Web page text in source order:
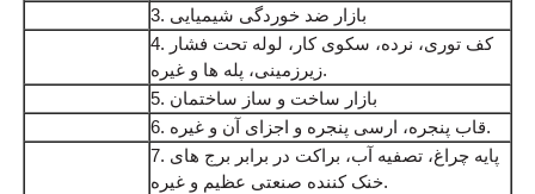
3. بازار ضد خوردگی شیمیایی
4. کف توری، نرده، سکوی کار، لوله تحت فشار
زیرزمینی، پله ها و غیره.
5. بازار ساخت و ساز ساختمان
6. قاب پنجره، ارسی پنجره و اجزای آن و غیره.
7. پایه چراغ، تصفیه آب، براکت در برابر برج های
خنک کننده صنعتی عظیم و غیره.